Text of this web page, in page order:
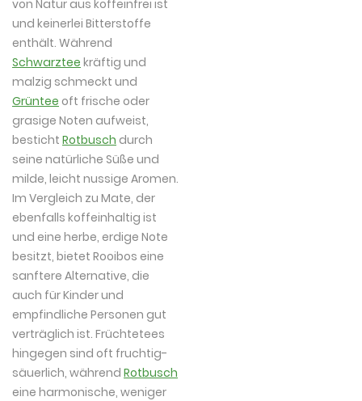
von Natur aus koffeinfrei ist
und keinerlei Bitterstoffe
enthält. Während
Schwarztee kräftig und
malzig schmeckt und
Grüntee oft frische oder
grasige Noten aufweist,
besticht Rotbusch durch
seine natürliche Süße und
milde, leicht nussige Aromen.
Im Vergleich zu Mate, der
ebenfalls koffeinhaltig ist
und eine herbe, erdige Note
besitzt, bietet Rooibos eine
sanftere Alternative, die
auch für Kinder und
empfindliche Personen gut
verträglich ist. Früchtetees
hingegen sind oft fruchtig-
säuerlich, während Rotbusch
eine harmonische, weniger